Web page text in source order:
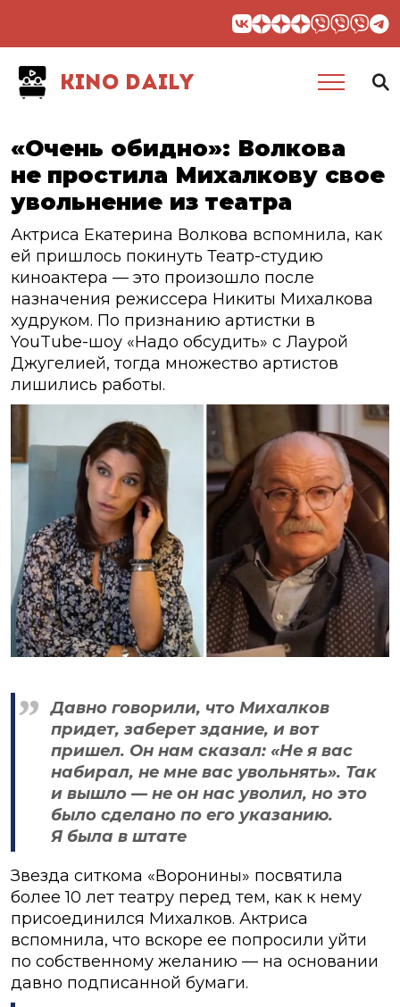
KINO DAILY
«Очень обидно»: Волкова
не простила Михалкову свое
увольнение из театра
Актриса Екатерина Волкова вспомнила, как
ей пришлось покинуть Театр-студию
киноактера — это произошло после
назначения режиссера Никиты Михалкова
худруком. По признанию артистки в
YouTube-шоу «Надо обсудить» с Лаурой
Джугелией, тогда множество артистов
лишились работы.
Давно говорили, что Михалков
придет, заберет здание, и вот
пришел. Он нам сказал: «Не я вас
набирал, не мне вас увольнять». Так
и вышло — не он нас уволил, но это
было сделано по его указанию.
Я была в штате
Звезда ситкома «Воронины» посвятила
более 10 лет театру перед тем, как к нему
присоединился Михалков. Актриса
вспомнила, что вскоре ее попросили уйти
по собственному желанию — на основании
давно подписанной бумаги.